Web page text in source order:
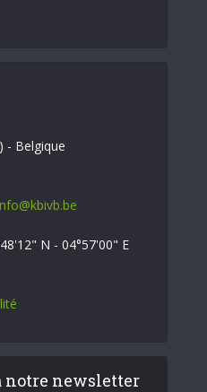
- Belgique
N - 04°57'00" E
notre newsletter